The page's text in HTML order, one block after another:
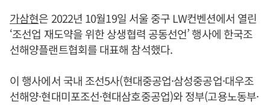
가삼현은 2022년 10월19일 서울 중구 LW컨벤션에서 열린
‘조선업 재도약을 위한 상생협력 공동선언’ 행사에 한국조
선해양플랜트협회를 대표해 참석했다.
이 행사에서 국내 조선5사(현대중공업·삼성중공업·대우조
선해양·현대미포조선·현대삼호중공업)와 정부(고용노동부·